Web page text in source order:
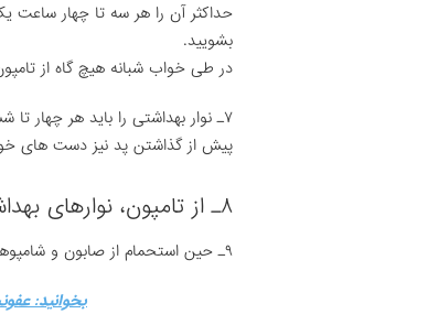
حداکثر آن را هر سه تا چهار ساعت
بشویید.
در طی خواب شبانه هیچ گاه از
۷ـ نوار بهداشتی را باید هر چهار تا شش ساعت یک بار(حداکثر هشت ساعت) عوض کرد.
پیش از گذاشتن پد نیز دست های
۸ـ از تامپون، نوارهای بهداشتی و دستمال توالت معطر استفاده نکنید.
۹ـ حین استحمام از صابون و شامپوهای غیرمعطر و ملایم استفاده کنید. از وان کف صابون نیز استفاده نکنید.
بخوانید: